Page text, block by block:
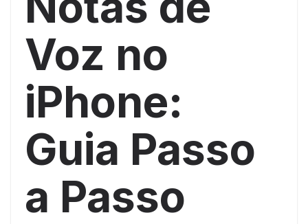
Voz no
iPhone:
Guia Passo
a Passo